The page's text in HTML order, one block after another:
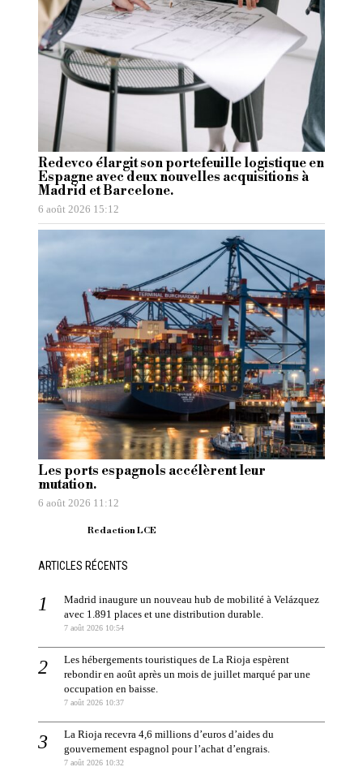
Redevco élargit son portefeuille logistique en
Espagne avec deux nouvelles acquisitions à
Madrid et Barcelone.
6 août 2026 15:12
Les ports espagnols accélèrent leur
mutation.
6 août 2026 11:12
Redaction LCE
ARTICLES RÉCENTS
Madrid inaugure un nouveau hub de mobilité à Velázquez
avec 1.891 places et une distribution durable.
7 août 2026 10:54
Les hébergements touristiques de La Rioja espèrent
rebondir en août après un mois de juillet marqué par une
occupation en baisse.
7 août 2026 10:37
La Rioja recevra 4,6 millions d’euros d’aides du
gouvernement espagnol pour l’achat d’engrais.
7 août 2026 10:32